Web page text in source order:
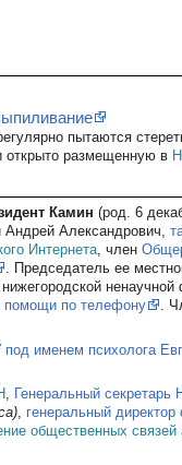
пытаются
открыто размещенную в
Камин (род. 6
Андрей Александрович,
Интернета, член
. Председатель ее
ненаучной
помощи по телефону
.
именем психолога
, Генеральный секретарь
, генеральный
общественных связей